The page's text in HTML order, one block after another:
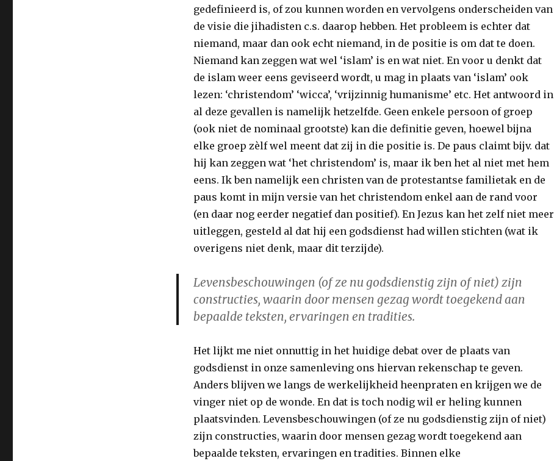
gedefinieerd is, of zou kunnen worden en vervolgens onderscheiden van
de visie die jihadisten c.s. daarop hebben. Het probleem is echter dat
niemand, maar dan ook echt niemand, in de positie is om dat te doen.
Niemand kan zeggen wat wel ‘islam’ is en wat niet. En voor u denkt dat
de islam weer eens geviseerd wordt, u mag in plaats van ‘islam’ ook
lezen: ‘christendom’ ‘wicca’, ‘vrijzinnig humanisme’ etc. Het antwoord in
al deze gevallen is namelijk hetzelfde. Geen enkele persoon of groep
(ook niet de nominaal grootste) kan die definitie geven, hoewel bijna
elke groep zèlf wel meent dat zij in die positie is. De paus claimt bijv. dat
hij kan zeggen wat ‘het christendom’ is, maar ik ben het al niet met hem
eens. Ik ben namelijk een christen van de protestantse familietak en de
paus komt in mijn versie van het christendom enkel aan de rand voor
(en daar nog eerder negatief dan positief). En Jezus kan het zelf niet meer
uitleggen, gesteld al dat hij een godsdienst had willen stichten (wat ik
overigens niet denk, maar dit terzijde).
Levensbeschouwingen (of ze nu godsdienstig zijn of niet) zijn
constructies, waarin door mensen gezag wordt toegekend aan
bepaalde teksten, ervaringen en tradities.
Het lijkt me niet onnuttig in het huidige debat over de plaats van
godsdienst in onze samenleving ons hiervan rekenschap te geven.
Anders blijven we langs de werkelijkheid heenpraten en krijgen we de
vinger niet op de wonde. En dat is toch nodig wil er heling kunnen
plaatsvinden. Levensbeschouwingen (of ze nu godsdienstig zijn of niet)
zijn constructies, waarin door mensen gezag wordt toegekend aan
bepaalde teksten, ervaringen en tradities. Binnen elke